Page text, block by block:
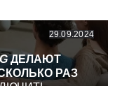
29.09.2024
ДЕЛАЮТ
РАЗ